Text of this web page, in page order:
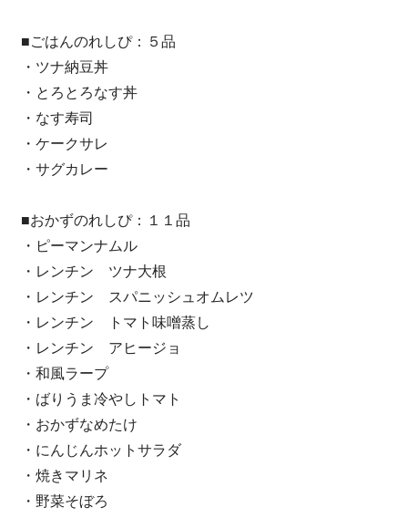
■ごはんのれしぴ：５品
・ツナ納豆丼
・とろとろなす丼
・なす寿司
・ケークサレ
・サグカレー
■おかずのれしぴ：１１品
・ピーマンナムル
・レンチン ツナ大根
・レンチン スパニッシュオムレツ
・レンチン トマト味噌蒸し
・レンチン アヒージョ
・和風ラープ
・ばりうま冷やしトマト
・おかずなめたけ
・にんじんホットサラダ
・焼きマリネ
・野菜そぼろ